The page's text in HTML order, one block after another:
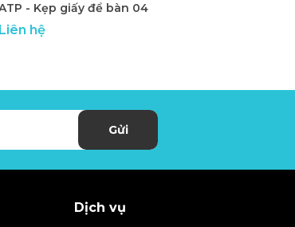
- Kẹp giấy để bàn 04
Liên hệ
Gửi
Dịch vụ